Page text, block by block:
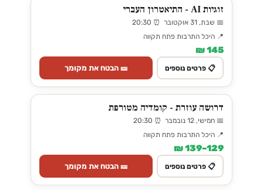
זוגיות AI - התיאטרון העברי
📅 שבת, 31 אוקטובר ⏰ 20:30
📍 היכל התרבות פתח תקווה
145 ₪
📋 פרטים נוספים 🎫 הבטח את מקומך
דרושה עוזרת - קומדיה מטורפת
📅 חמישי, 12 נובמבר ⏰ 20:30
📍 היכל התרבות פתח תקווה
129–139 ₪
📋 פרטים נוספים 🎫 הבטח את מקומך